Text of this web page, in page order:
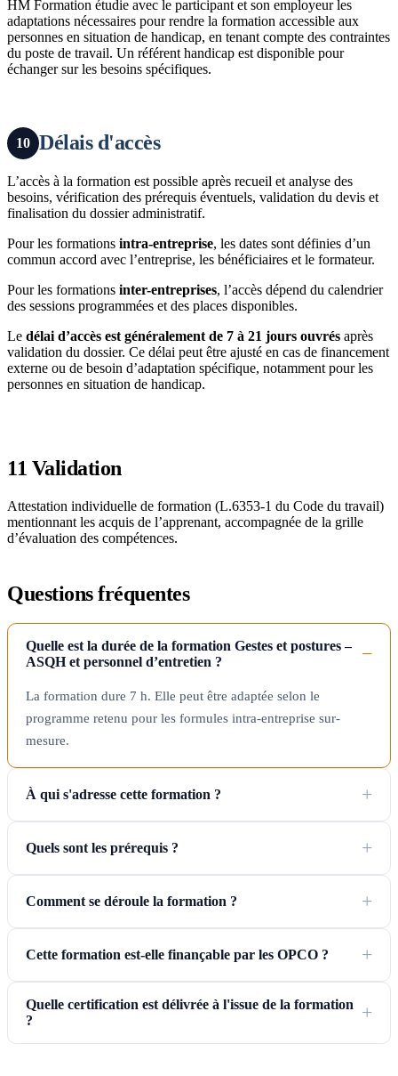
HM Formation étudie avec le participant et son employeur les
adaptations nécessaires pour rendre la formation accessible aux
personnes en situation de handicap, en tenant compte des contraintes
du poste de travail. Un référent handicap est disponible pour
échanger sur les besoins spécifiques.
10 Délais d'accès
L’accès à la formation est possible après recueil et analyse des
besoins, vérification des prérequis éventuels, validation du devis et
finalisation du dossier administratif.
Pour les formations intra-entreprise, les dates sont définies d’un
commun accord avec l’entreprise, les bénéficiaires et le formateur.
Pour les formations inter-entreprises, l’accès dépend du calendrier
des sessions programmées et des places disponibles.
Le délai d’accès est généralement de 7 à 21 jours ouvrés après
validation du dossier. Ce délai peut être ajusté en cas de financement
externe ou de besoin d’adaptation spécifique, notamment pour les
personnes en situation de handicap.
11 Validation
Attestation individuelle de formation (L.6353-1 du Code du travail)
mentionnant les acquis de l’apprenant, accompagnée de la grille
d’évaluation des compétences.
Questions fréquentes
Quelle est la durée de la formation Gestes et postures –
ASQH et personnel d’entretien ?
La formation dure 7 h. Elle peut être adaptée selon le
programme retenu pour les formules intra-entreprise sur-
mesure.
À qui s'adresse cette formation ?
Quels sont les prérequis ?
Comment se déroule la formation ?
Cette formation est-elle finançable par les OPCO ?
Quelle certification est délivrée à l'issue de la formation
?